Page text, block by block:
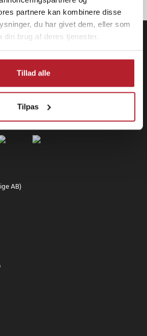
partnere kan kombinere disse
du har givet dem, eller som
din brug af deres tjenester.
Tillad alle
Tilpas
AB)